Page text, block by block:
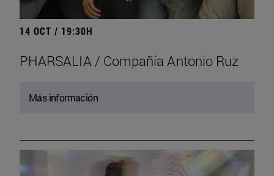
14 OCT / 19:30H
PHARSALIA / Compañía Antonio Ruz
Más información